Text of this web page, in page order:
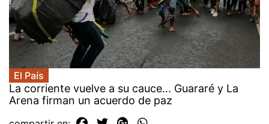
El País
La corriente vuelve a su cauce... Guararé y La
Arena firman un acuerdo de paz